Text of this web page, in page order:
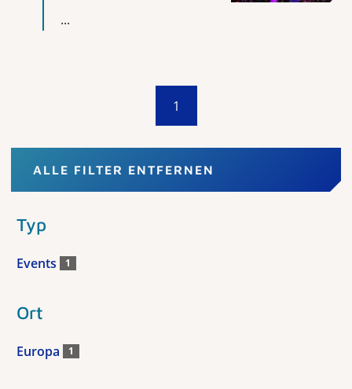
...
1
ALLE FILTER ENTFERNEN
Typ
Events 1
Ort
Europa 1